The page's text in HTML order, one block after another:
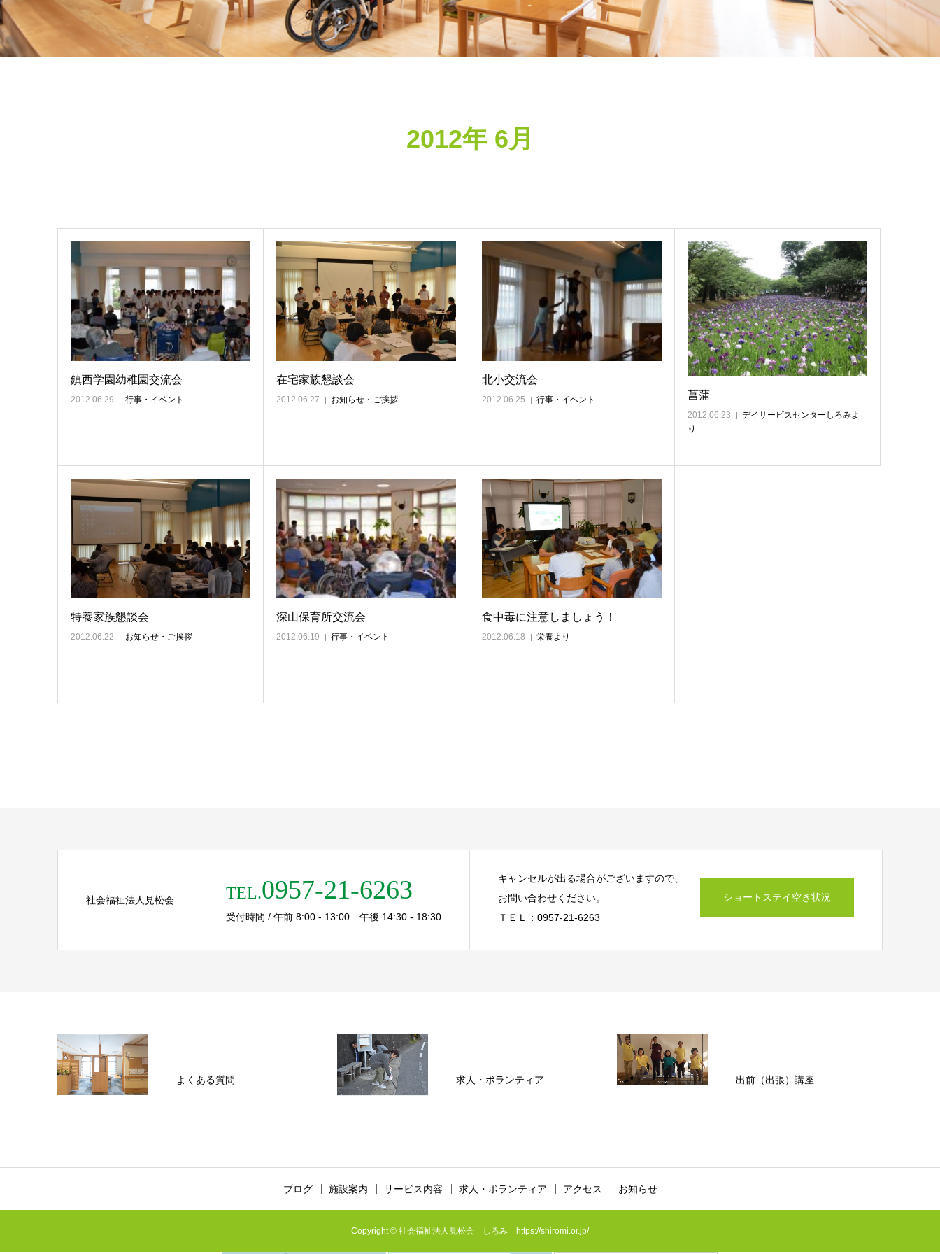
2012年 6月
鎮西学園幼稚園交流会
2012.06.29 行事・イベント
在宅家族懇談会
2012.06.27 お知らせ・ご挨拶
北小交流会
2012.06.25 行事・イベント 菖蒲
2012.06.23
デイサービスセンターしろみよ
り
特養家族懇談会
2012.06.22 お知らせ・ご挨拶
深山保育所交流会
2012.06.19 行事・イベント
食中毒に注意しましょう！
2012.06.18 栄養より
社会福祉法人見松会 TEL.0957-21-6263
受付時間 / 午前 8:00 - 13:00 午後 14:30 - 18:30
キャンセルが出る場合がございますので、
お問い合わせください。
ＴＥＬ：0957-21-6263
ショートステイ空き状況
よくある質問 求人・ボランティア 出前（出張）講座
ブログ 施設案内 サービス内容 求人・ボランティア アクセス お知らせ
Copyright © 社会福祉法人見松会 しろみ https://shiromi.or.jp/